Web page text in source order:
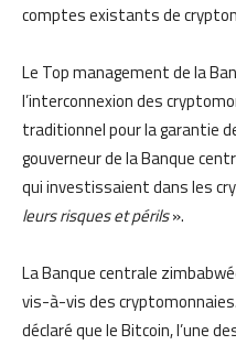
comptes existants de
Le Top management de la
l’interconnexion des
traditionnel pour la garantie
gouverneur de la Banque
qui investissaient dans les
leurs risques et périls».
La Banque centrale
vis-à-vis des
déclaré que le Bitcoin, l’une